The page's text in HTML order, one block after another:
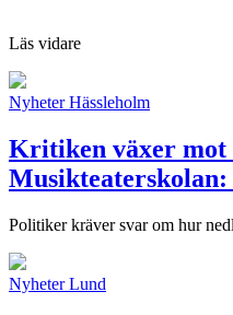
Läs vidare
Nyheter Hässleholm
Kritiken växer mot
Politiker kräver svar om hur
Nyheter Lund